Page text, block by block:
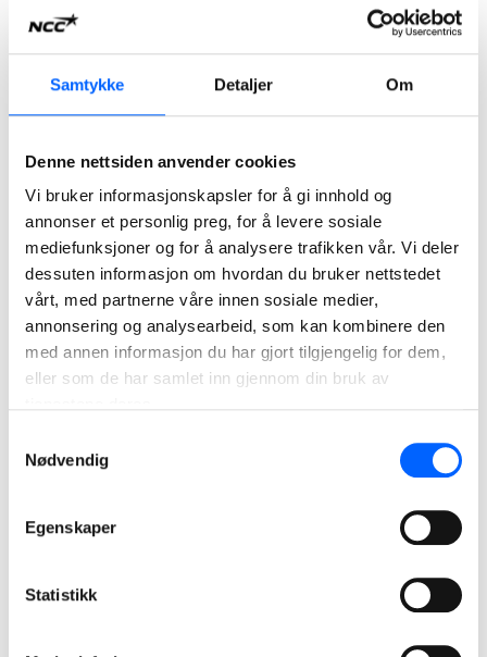
Samtykke Detaljer Om
Denne nettsiden anvender cookies
Vi bruker informasjonskapsler for å gi innhold og
annonser et personlig preg, for å levere sosiale
mediefunksjoner og for å analysere trafikken vår. Vi deler
dessuten informasjon om hvordan du bruker nettstedet
vårt, med partnerne våre innen sosiale medier,
annonsering og analysearbeid, som kan kombinere den
med annen informasjon du har gjort tilgjengelig for dem,
eller som de har samlet inn gjennom din bruk av
Nødvendig
Egenskaper
Statistikk
Gunnar Larsson, arbeidsmiljøsjef i NCC.
NCCs mål er å eliminere alvorlige hendelser og
dødsulykker på arbeidsplassene. I Norge har NCC siden
2018 målt antall arbeidsulykker med mer enn én dags
2020 har selskapet også måltalvorlige hendelser, og de
mest alvorlige har blitt redusert med nesten 40 prosent.
– Takket være vårt systematiske sikkerhetsarbeid og et
styrket samarbeid med kunder og underentreprenører, ser
vi en jevn forbedring i ulykkestallene år for år. Det er svært
gledelig, sier Larsson.
Awareness Day er en viktig påminnelse om at sikkerhet
ikke er et engangstiltak, men en kontinuerlig innsats – hver
Bildetekst:
Awareness Day
en felles sikkerhetsdag som har vært en
viktig del av NCC sitt HMS-arbeid i 15 år.
For ytterligere informasjon, kontakt:
Morten Larsen, HMS-sjef NCC Norge t. 91 57 80 62 e.